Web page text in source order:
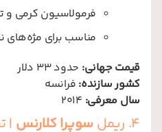
فرمولاسیون کرمی و
مناسب برای مژه‌های
قیمت جهانی: حدود 33 دلار
کشور سازنده: فرانسه
سال معرفی:
4. ریمل سوپرا کلارنس |